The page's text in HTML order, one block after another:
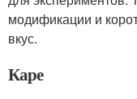
модификации и
вкус.
Каре